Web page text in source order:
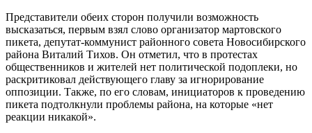
Представители обеих сторон получили возможность
высказаться, первым взял слово организатор мартовского
пикета, депутат-коммунист районного совета Новосибирского
района Виталий Тихов. Он отметил, что в протестах
общественников и жителей нет политической подоплеки, но
раскритиковал действующего главу за игнорирование
оппозиции. Также, по его словам, инициаторов к проведению
пикета подтолкнули проблемы района, на которые «нет
реакции никакой».